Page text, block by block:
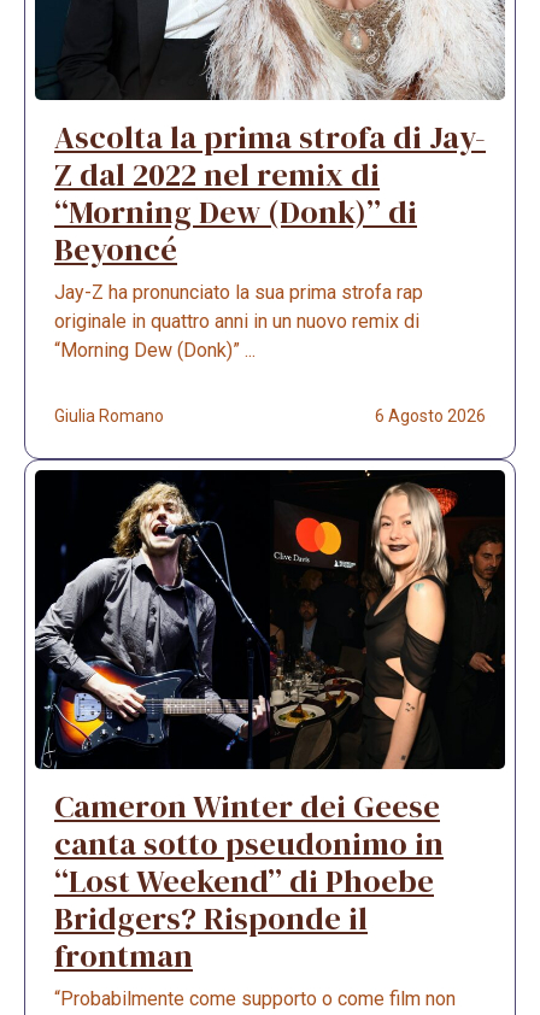
Ascolta la prima strofa di Jay-
Z dal 2022 nel remix di
“Morning Dew (Donk)” di
Beyoncé
Jay-Z ha pronunciato la sua prima strofa rap
originale in quattro anni in un nuovo remix di
“Morning Dew (Donk)” ...
Giulia Romano 6 Agosto 2026
Cameron Winter dei Geese
canta sotto pseudonimo in
“Lost Weekend” di Phoebe
Bridgers? Risponde il
frontman
“Probabilmente come supporto o come film non